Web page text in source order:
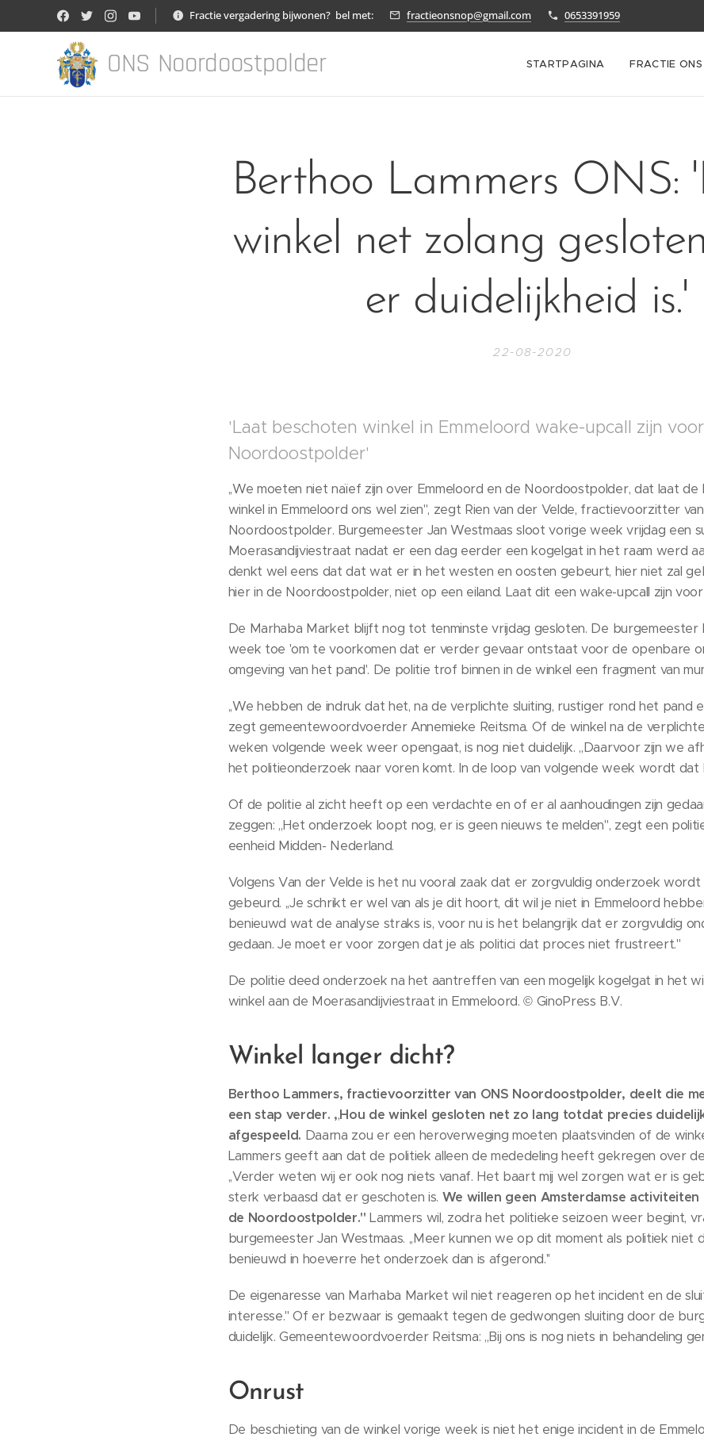
Fractie vergadering bijwonen? bel met: fractieonsnop@gmail.com 0653391959
ONS Noordoostpolder STARTPAGINA FRACTIE ONS
Berthoo Lammers ONS:
winkel net zolang
er duidelijkheid is.'
22-08-2020
'Laat beschoten winkel in Emmeloord wake-upcall zijn
Noordoostpolder'
,,We moeten niet naïef zijn over Emmeloord en de Noordoostpolder, dat laat de
winkel in Emmeloord ons wel zien'', zegt Rien van der Velde, fractievoorzitter
Noordoostpolder. Burgemeester Jan Westmaas sloot vorige week vrijdag een
Moerasandijviestraat nadat er een dag eerder een kogelgat in het raam werd
denkt wel eens dat dat wat er in het westen en oosten gebeurt, hier niet zal
hier in de Noordoostpolder, niet op een eiland. Laat dit een wake-upcall zijn voor
De Marhaba Market blijft nog tot tenminste vrijdag gesloten. De burgemeester
week toe 'om te voorkomen dat er verder gevaar ontstaat voor de openbare
omgeving van het pand'. De politie trof binnen in de winkel een fragment van
,,We hebben de indruk dat het, na de verplichte sluiting, rustiger rond het pand
zegt gemeentewoordvoerder Annemieke Reitsma. Of de winkel na de
weken volgende week weer opengaat, is nog niet duidelijk. ,,Daarvoor zijn we
het politieonderzoek naar voren komt. In de loop van volgende week wordt dat
Of de politie al zicht heeft op een verdachte en of er al aanhoudingen zijn
zeggen: ,,Het onderzoek loopt nog, er is geen nieuws te melden'', zegt een
eenheid Midden- Nederland.
Volgens Van der Velde is het nu vooral zaak dat er zorgvuldig onderzoek
gebeurd. ,,Je schrikt er wel van als je dit hoort, dit wil je niet in Emmeloord
benieuwd wat de analyse straks is, voor nu is het belangrijk dat er zorgvuldig
gedaan. Je moet er voor zorgen dat je als politici dat proces niet frustreert.''
De politie deed onderzoek na het aantreffen van een mogelijk kogelgat in het
winkel aan de Moerasandijviestraat in Emmeloord. © GinoPress B.V.
Winkel langer dicht?
Berthoo Lammers, fractievoorzitter van ONS Noordoostpolder, deelt die
een stap verder. ,,Hou de winkel gesloten net zo lang totdat precies
afgespeeld. Daarna zou er een heroverweging moeten plaatsvinden of de
Lammers geeft aan dat de politiek alleen de mededeling heeft gekregen over
,,Verder weten wij er ook nog niets vanaf. Het baart mij wel zorgen wat er is
sterk verbaasd dat er geschoten is. We willen geen Amsterdamse
de Noordoostpolder.'' Lammers wil, zodra het politieke seizoen weer begint,
burgemeester Jan Westmaas. ,,Meer kunnen we op dit moment als politiek niet
benieuwd in hoeverre het onderzoek dan is afgerond.''
De eigenaresse van Marhaba Market wil niet reageren op het incident en de
interesse.'' Of er bezwaar is gemaakt tegen de gedwongen sluiting door de
duidelijk. Gemeentewoordvoerder Reitsma: ,,Bij ons is nog niets in behandeling
Onrust
De beschieting van de winkel vorige week is niet het enige incident in de